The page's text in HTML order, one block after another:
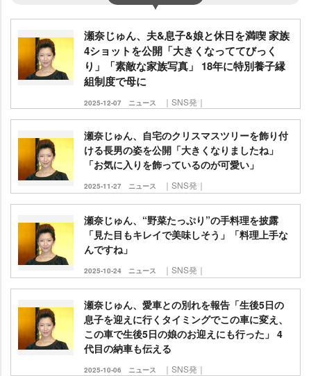
瀬奈じゅん、夫&息子&娘と休日を満喫 家族
4ショットを公開「大きくなっててびっく
り」「素敵な家族写真」 18年に特別養子縁
組制度で母に
2025-12-07 ニュース ｜SNS発｜
瀬奈じゅん、自宅のクリスマスツリーを飾り付
ける長男の姿を公開「大きくなりましたね」
「お気に入りを飾っているのが可愛い」
2025-11-27 ニュース ｜SNS発｜
瀬奈じゅん、“野菜たっぷり”の手料理を披露
「見た目もキレイで美味しそう」「料理上手な
んですね」
2025-10-24 ニュース ｜SNS発｜
瀬奈じゅん、愛車との別れを報告「生後5日の
息子を迎えに行くタイミングでこの車に変え、
この車で生後5日の娘のお迎えにも行った」 4
代目の納車も伝える
2025-10-06 ニュース ｜SNS発｜